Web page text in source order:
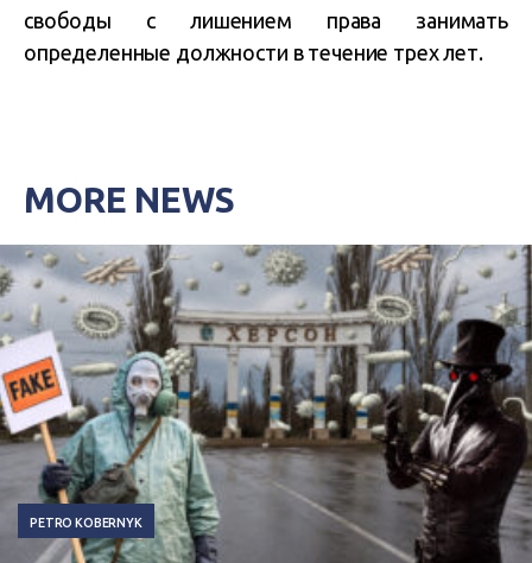
свободы с лишением права занимать
определенные должности в течение трех лет.
MORE NEWS
PETRO KOBERNYK